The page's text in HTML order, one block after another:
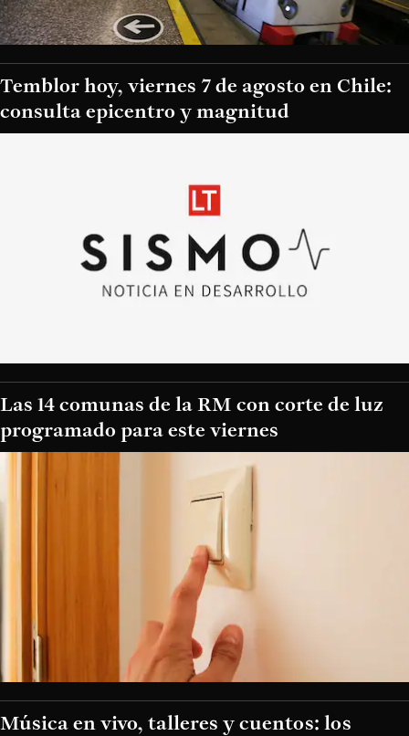
Temblor hoy, viernes 7 de agosto en Chile:
consulta epicentro y magnitud
Las 14 comunas de la RM con corte de luz
programado para este viernes
Música en vivo, talleres y cuentos: los